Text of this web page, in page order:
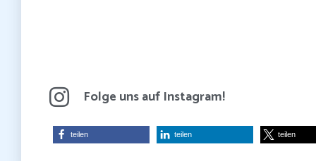
Folge uns auf Instagram!
teilen teilen teilen